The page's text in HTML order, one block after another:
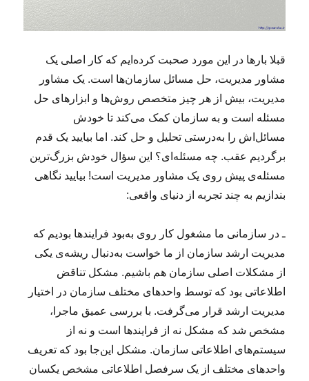
و
ر
ض
ا
ل
م
س
ئ
قبلا بارها در این مورد صحبت کرده‌ایم که کار اصلی یک
مشاور مدیریت، حل مسائل سازمان‌ها است. یک مشاور
مدیریت، بیش از هر چیز متخصص روش‌ها و ابزارهای حل
مسئله است و به سازمان کمک می‌کند تا خودش
مسائل‌اش را به‌درستی تحلیل و حل کند. اما بیایید یک قدم
برگردیم عقب. چه مسئله‌ای؟ این سؤال خودش بزرگ‌ترین
مسئله‌ی پیش روی یک مشاور مدیریت است! بیایید نگاهی
بندازیم به چند تجربه‌ از دنیای واقعی:
ـ در سازمانی ما مشغول کار روی به‌بود فرایندها بودیم که
مدیریت ارشد سازمان از ما خواست به‌دنبال ریشه‌ی یکی
از مشکلات اصلی سازمان هم باشیم. مشکل تناقض
اطلاعاتی بود که توسط واحدهای مختلف سازمان در اختیار
مدیریت ارشد قرار می‌گرفت. با بررسی عمیق ماجرا،
مشخص شد که مشکل نه از فرایندها است و نه از
سیستم‌های اطلاعاتی سازمان. مشکل این‌جا بود که تعریف
واحدهای مختلف از یک سرفصل اطلاعاتی مشخص یکسان